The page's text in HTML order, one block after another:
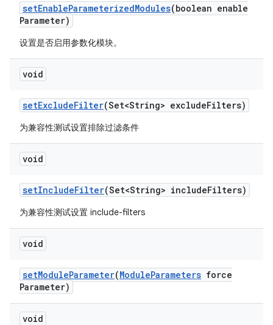
setEnableParameterizedModules(boolean enable
Parameter)
设置是否启用参数化模块。
void
setExcludeFilter(Set<String> excludeFilters)
为兼容性测试设置排除过滤条件
void
setIncludeFilter(Set<String> includeFilters)
为兼容性测试设置 include-filters
void
setModuleParameter(ModuleParameters force
Parameter)
void